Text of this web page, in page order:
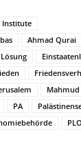
Institute
Ahmad Qurai
Mahmud
PA
PLO